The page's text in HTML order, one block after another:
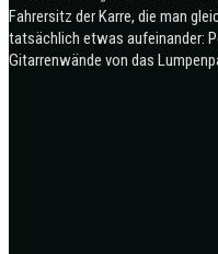
Fahrersitz der Karre, die man
tatsächlich etwas aufeinander:
Gitarrenwände von das